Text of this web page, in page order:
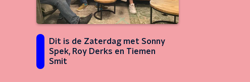
Dit is de Zaterdag met Sonny
Spek, Roy Derks en Tiemen
Smit